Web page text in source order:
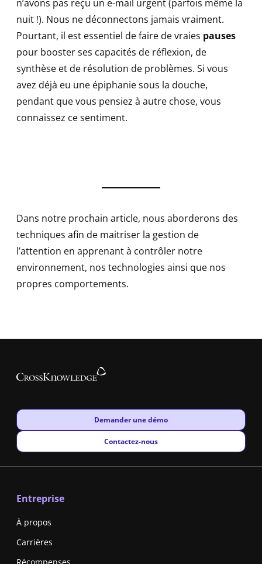
n’avons pas reçu un e-mail urgent (parfois même la
nuit !). Nous ne déconnectons jamais vraiment.
Pourtant, il est essentiel de faire de vraies pauses
pour booster ses capacités de réflexion, de
synthèse et de résolution de problèmes. Si vous
avez déjà eu une épiphanie sous la douche,
pendant que vous pensiez à autre chose, vous
connaissez ce sentiment.
Dans notre prochain article, nous aborderons des
techniques afin de maitriser la gestion de
l’attention en apprenant à contrôler notre
environnement, nos technologies ainsi que nos
propres comportements.
New window
Demander une démo
New window
Contactez-nous
Entreprise
À propos
Carrières